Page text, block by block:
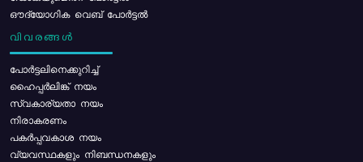
ഔദ്യോഗിക വെബ് പോർട്ടൽ
വിവരങ്ങൾ
പോര്‍ട്ടലിനെക്കുറിച്ച്
ഹൈപ്പർലിങ്ക് നയം
സ്വകാര്യതാ നയം
നിരാകരണം
പകർപ്പവകാശ നയം
വ്യവസ്ഥകളും നിബന്ധനകളും